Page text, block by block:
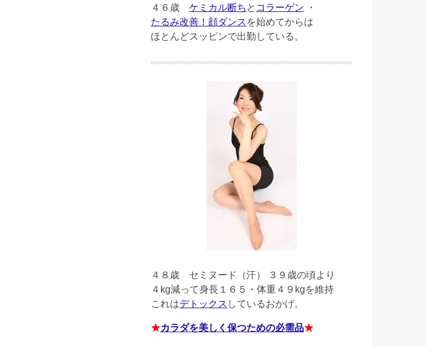
４６歳 ケミカル断ち と コラーゲン ・
たるみ改善！顔ダンス を始めてからは
ほとんどスッピンで出勤している。
４８歳 セミヌード（汗） ３９歳の頃より
４kg減って身長１６５・体重４９kgを維持
これはデトックス しているおかげ。
★カラダを美しく保つための必需品★